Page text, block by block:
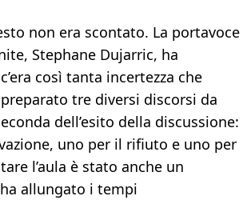
non era scontato. La portavoce
Stephane Dujarric, ha
così tanta incertezza che
tre diversi discorsi da
dell’esito della discussione:
uno per il rifiuto e uno per
l’aula è stato anche un
allungato i tempi